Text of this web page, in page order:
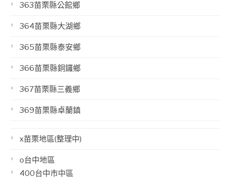
363苗栗縣公館鄉
364苗栗縣大湖鄉
365苗栗縣泰安鄉
366苗栗縣銅鑼鄉
367苗栗縣三義鄉
369苗栗縣卓蘭鎮
x苗栗地區(整理中)
o台中地區
400台中市中區